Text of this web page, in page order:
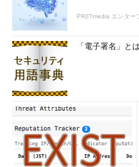
PR(ITmedia エンター
「電子署名」と